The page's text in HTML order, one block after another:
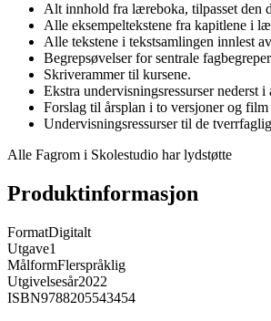
Alt innhold fra læreboka, tilpasset den
Alle eksempeltekstene fra kapitlene i
Alle tekstene i tekstsamlingen innlest
Begrepsøvelser for sentrale
Skriverammer til kursene.
Ekstra undervisningsressurser
Forslag til årsplan i to versjoner og
Undervisningsressurser til de
Alle Fagrom i Skolestudio har lydstøtte
Produktinformasjon
FormatDigitalt
Utgave1
MålformFlerspråklig
Utgivelsesår2022
ISBN9788205543454